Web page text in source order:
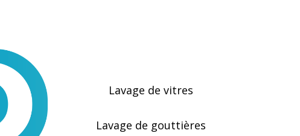
Lavage de vitres
Lavage de gouttières